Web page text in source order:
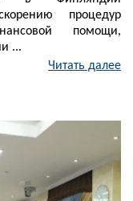
процедур
помощи,
...
Читать далее